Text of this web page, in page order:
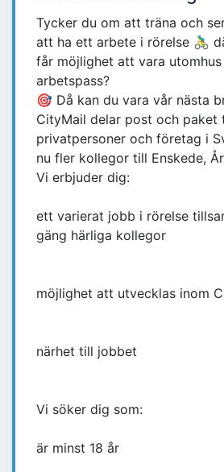
Tycker du om att träna och
att ha ett arbete i rörelse 🚴‍♂️
får möjlighet att vara
arbetspass?
🎯 Då kan du vara vår nästa
CityMail delar post och paket
privatpersoner och företag i
nu fler kollegor till Enskede,
Vi erbjuder dig:
ett varierat jobb i rörelse
gäng härliga kollegor
möjlighet att utvecklas inom
närhet till jobbet
Vi söker dig som:
är minst 18 år